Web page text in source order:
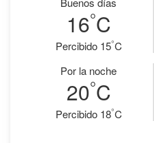
16°C
Percibido 15°C
Por la noche
20°C
Percibido 18°C